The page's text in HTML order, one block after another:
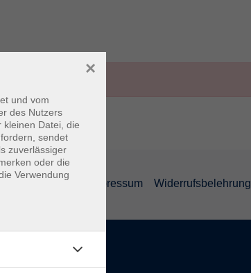
Impressum Widerrufsbelehrung
und vom
des Nutzers
Datei, die
sendet
zuverlässiger
oder die
Verwendung
×